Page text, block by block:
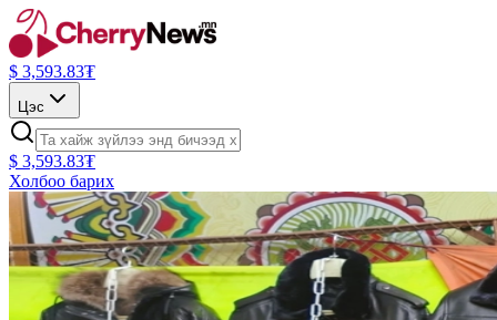
$ 3,593.83₮
Цэс
$ 3,593.83₮
Холбоо барих